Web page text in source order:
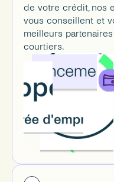
de votre crédit, nos
vous conseillent et
meilleurs
courtiers.